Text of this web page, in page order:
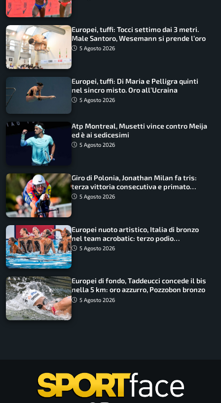
Europei, tuffi: Tocci settimo dai 3 metri.
Male Santoro, Wesemann si prende l’oro
5 Agosto 2026
Europei, tuffi: Di Maria e Pelligra quinti
nel sincro misto. Oro all’Ucraina
5 Agosto 2026
Atp Montreal, Musetti vince contro Meija
ed è ai sedicesimi
5 Agosto 2026
Giro di Polonia, Jonathan Milan fa tris:
terza vittoria consecutiva e primato
rafforzato
5 Agosto 2026
Europei nuoto artistico, Italia di bronzo
nel team acrobatic: terzo podio
consecutivo
5 Agosto 2026
Europei di fondo, Taddeucci concede il bis
nella 5 km: oro azzurro, Pozzobon bronzo
5 Agosto 2026